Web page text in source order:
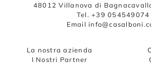
48012 Villanova di
Tel. +39 054549074
Email
La nostra azienda
I Nostri Partner